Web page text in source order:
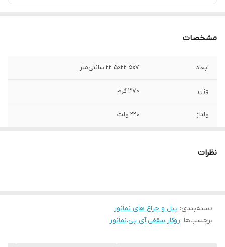
مشخصات
ابعاد 22.5x22.5x7 سانتی‌متر
وزن 370 گرم
ولتاژ 220 ولت
نوع پایه سیمی
نظرات
دسته‌بندی: پنل و چراغ های نمانور
برچسب‌ها :روکار،سقفی،آی پی،نمانور